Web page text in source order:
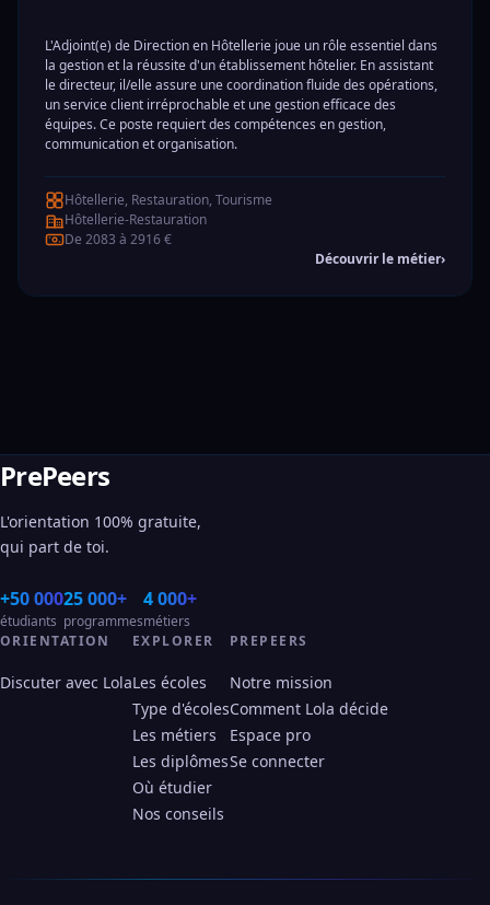
L'Adjoint(e) de Direction en Hôtellerie joue un rôle essentiel dans
la gestion et la réussite d'un établissement hôtelier. En assistant
le directeur, il/elle assure une coordination fluide des opérations,
un service client irréprochable et une gestion efficace des
équipes. Ce poste requiert des compétences en gestion,
communication et organisation.
Hôtellerie, Restauration, Tourisme
Hôtellerie-Restauration
De 2083 à 2916 €
Découvrir le métier›
PrePeers
L'orientation 100% gratuite,
qui part de toi.
+50 000
étudiants
25 000+
programmes
4 000+
métiers
ORIENTATION
Discuter avec Lola
EXPLORER
Les écoles
Type d'écoles
Les métiers
Les diplômes
Où étudier
Nos conseils
PREPEERS
Notre mission
Comment Lola décide
Espace pro
Se connecter